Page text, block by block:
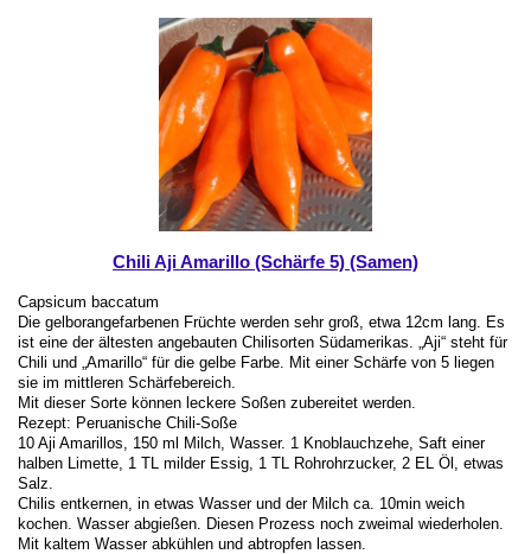
Chili Aji Amarillo (Schärfe 5) (Samen)
Capsicum baccatum
Die gelborangefarbenen Früchte werden sehr groß, etwa 12cm lang. Es
ist eine der ältesten angebauten Chilisorten Südamerikas. „Aji“ steht für
Chili und „Amarillo“ für die gelbe Farbe. Mit einer Schärfe von 5 liegen
sie im mittleren Schärfebereich.
Mit dieser Sorte können leckere Soßen zubereitet werden.
Rezept: Peruanische Chili-Soße
10 Aji Amarillos, 150 ml Milch, Wasser. 1 Knoblauchzehe, Saft einer
halben Limette, 1 TL milder Essig, 1 TL Rohrohrzucker, 2 EL Öl, etwas
Salz.
Chilis entkernen, in etwas Wasser und der Milch ca. 10min weich
kochen. Wasser abgießen. Diesen Prozess noch zweimal wiederholen.
Mit kaltem Wasser abkühlen und abtropfen lassen.